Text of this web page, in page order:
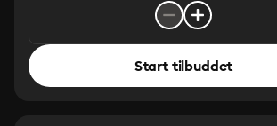
Start tilbuddet